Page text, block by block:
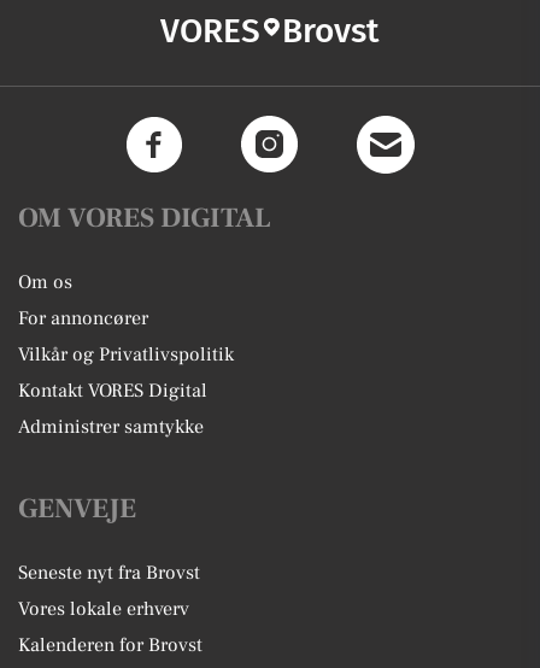
VORES Brovst
OM VORES DIGITAL
Om os
For annoncører
Vilkår og Privatlivspolitik
Kontakt VORES Digital
Administrer samtykke
GENVEJE
Seneste nyt fra Brovst
Vores lokale erhverv
Kalenderen for Brovst